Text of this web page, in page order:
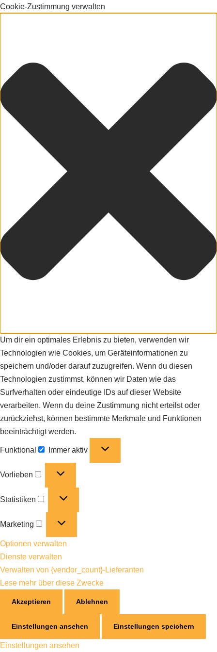
Cookie-Zustimmung verwalten
Um dir ein optimales Erlebnis zu bieten, verwenden wir
Technologien wie Cookies, um Geräteinformationen zu
speichern und/oder darauf zuzugreifen. Wenn du diesen
Technologien zustimmst, können wir Daten wie das
Surfverhalten oder eindeutige IDs auf dieser Website
verarbeiten. Wenn du deine Zustimmung nicht erteilst oder
zurückziehst, können bestimmte Merkmale und Funktionen
beeinträchtigt werden.
Funktional Immer aktiv
Vorlieben
Statistiken
Marketing
Optionen verwalten
Dienste verwalten
Verwalten von {vendor_count}-Lieferanten
Lese mehr über diese Zwecke
Akzeptieren Ablehnen
Einstellungen ansehen Einstellungen speichern
Einstellungen ansehen